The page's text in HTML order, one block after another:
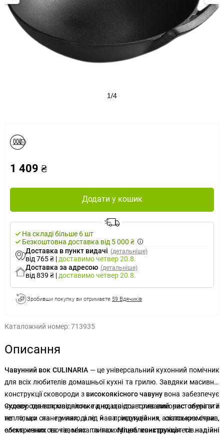
1/4
1 409 ₴
Додати у кошик
На складі більше 6 шт
Безкоштовна доставка від 5 000 ₴
Доставка в пункт видачі (детальніше)
від 765 ₴ | доставимочетвер 20.8.
Доставка за адресою (детальніше)
від 839 ₴ | доставимочетвер 20.8.
Зробивши покупку ви отримаєте 59 Вдячиків
Каталожний номер:713935
Описання
Чавунний вок CULINARIA— це універсальний кухонний помічник
для всіх любителів домашньої кухні та грилю. Завдяки масивній
конструкції сковороди з високоякісного чавунувона забезпечує
чудову теплопровідність та здатність тривалий час зберігати
тепло, що стане у нагоді під час приготування азіатських страв,
обсмажених овочів, м’яса та інших улюблених делікатесів.
Сковорода-вок маєплоске дно, що дозволяє використовувати її
не тільки на грилях, але й на індукційних, склокерамічних,
електричних та газових плитах.Міцна конструкція та надійні